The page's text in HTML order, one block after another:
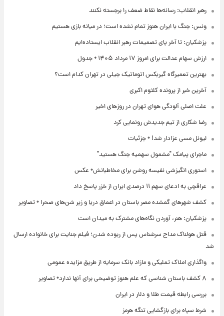
رهبر انقلاب: رسانه‌ها نقاط ضعف را برجسته نکنند
ونس: جنگ با ایران هنوز تمام نشده است؛ در میانه بازی هستیم
پزشکیان: تا آخر پای تصمیمات رهبر انقلاب ایستاده‌ایم
ارزش سهام عدالت برای امروز ۱۷ مرداد ۱۴۰۵ + جدول
بهترین تعمیرگاه گیربکس اتوماتیک جیلی در تهران کدام است؟
آخرین خبر از پرونده کلثوم اکبری
علت اصلی آلودگی هوای تهران در روزهای اخیر
رضا شکاری از تیم جدیدش رونمایی کرد
لیونل مسی عزادار شد! + جزئیات
ماجرای پیامک "مشمول سهمیه جنگ هستید"
استوری انگیزشی نفیسه روشن برای مخاطبانش+ عکس
عراقچی به ادعای سهم ۱۱ درصدی ایران از خزر پاسخ داد
کشف شهرهای گمشده مصر باستان در اعماق دریا و زیر شن‌های صحرا + تصاویر
پزشکیان: هنر، آوردن نگاه‌های مشترک به میدان است
قتل هولناک مداح سرشناس پس از ربوده شدن؛ فیلم جنایت برای خانواده ارسال
شد
واگذاری املاک تملیکی و مازاد بانک سرمایه از طریق مزایده عمومی
۸ کشف باستان شناسی که علم هنوز توضیحی برای آنها ندارد+ تصاویر
بررسی رابطه قیمت طلا و دلار در ایران
شرط سپاه برای بازگشایی تنگه هرمز